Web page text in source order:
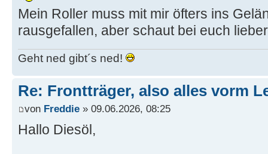
Mein Roller muss mit mir öfters ins
rausgefallen, aber schaut bei euch
Geht ned gibt´s ned!
Re: Frontträger, also alles vorm
von Freddie » 09.06.2026, 08:25
Hallo Diesöl,